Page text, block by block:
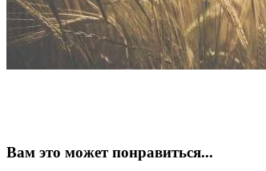
Вам это может понравиться...